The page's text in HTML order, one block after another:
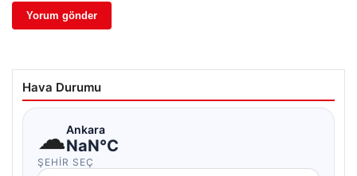
Hava Durumu
☁Ankara
NaN°C
ŞEHIR SEÇ